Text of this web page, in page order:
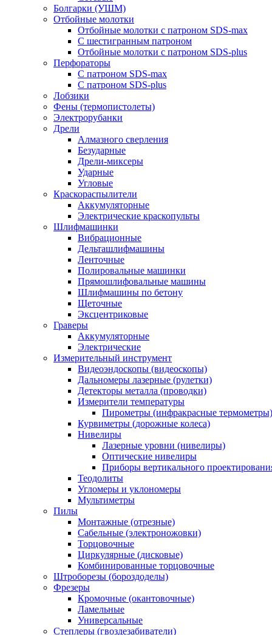
Болгарки (УШМ)
Отбойные молотки
Отбойные молотки с патроном SDS-max
С шестигранным патроном
Отбойные молотки с патроном SDS-plus
Перфораторы
С патроном SDS-max
С патроном SDS-plus
Лобзики
Фены (термопистолеты)
Электрорубанки
Дрели
Алмазного сверления
Безударные
Дрели-миксеры
Ударные
Угловые
Краскораспылители
Аккумуляторные
Электрические краскопульты
Шлифмашинки
Вибрационные
Дельташлифмашины
Ленточные
Полировальные машинки
Прямошлифовальные машины
Шлифмашины по бетону
Щеточные
Эксцентриковые
Граверы
Аккумуляторные
Электрические
Измерительный инструмент
Видеоэндоскопы (видеоскопы)
Дальномеры лазерные (рулетки)
Детекторы металла (проводки)
Измерители температуры
Пирометры (инфракрасные термометры)
Курвиметры (дорожные колеса)
Нивелиры
Лазерные уровни (нивелиры)
Оптические нивелиры
Приборы вертикального
Теодолиты
Угломеры и уклономеры
Мультиметры
Пилы
Монтажные (отрезные)
Сабельные (электроножовки)
Торцовочные
Циркулярные (дисковые)
Комбинированные торцовочные
Штроборезы (бороздоделы)
Фрезеры
Кромочные (окантовочные)
Ламельные
Универсальные
Степлеры (гвоздезабиватели)